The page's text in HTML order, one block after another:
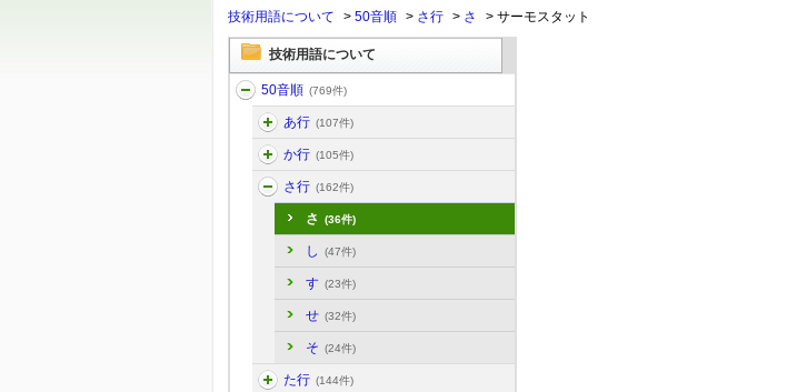
技術用語について > 50音順 > さ行 > さ > サーモスタット
技術用語について
50音順 (769件)
あ行 (107件)
か行 (105件)
さ行 (162件)
さ (36件)
し (47件)
す (23件)
せ (32件)
そ (24件)
た行 (144件)